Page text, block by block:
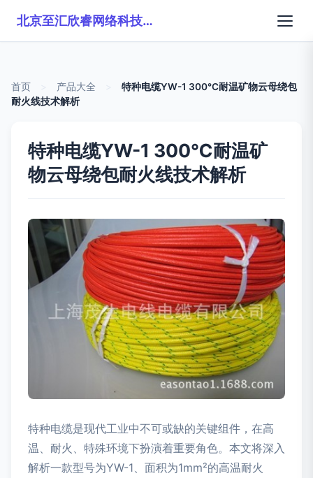
北京至汇欣睿网络科技有限公司
首页 产品大全
特种电缆YW-1 300℃耐温矿物云母绕包
耐火线技术解析
特种电缆YW-1 300℃耐温矿
物云母绕包耐火线技术解析
特种电缆是现代工业中不可或缺的关键组件，在高
温、耐火、特殊环境下扮演着重要角色。本文将深入
解析一款型号为YW-1、面积为1mm²的高温耐火